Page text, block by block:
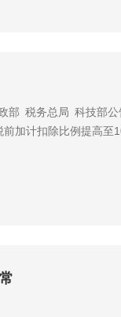
部 税务总局 科技部
加计扣除比例提高至